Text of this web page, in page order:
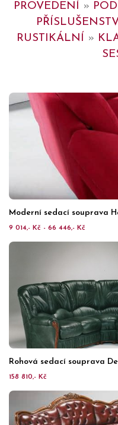
PROVEDENÍ »
RUSTIKÁLNÍ »
Moderní sedací souprava
9 014,- Kč - 66 446,- Kč
Rohová sedací souprava
158 810,- Kč